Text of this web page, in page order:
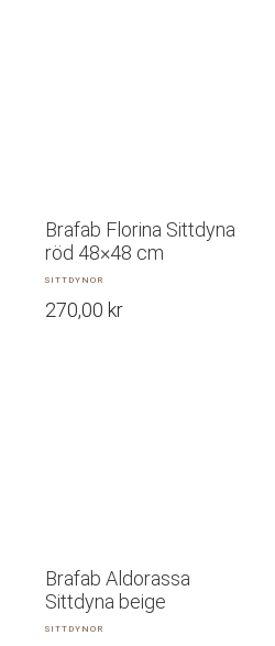
Brafab Florina Sittdyna
röd 48×48 cm
SITTDYNOR
270,00 kr
Brafab Aldorassa
Sittdyna beige
SITTDYNOR